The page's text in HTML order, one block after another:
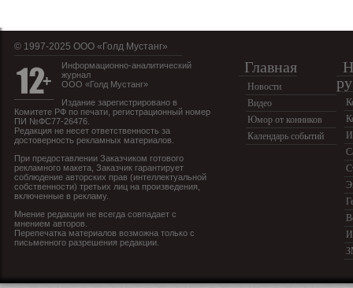
© 1997-2025 OOO «Голд Мустанг»
Информационно-аналитический
журнал
ООО «Голд Мустанг»
Издание зарегистрировано в
Комитете РФ по печати, регистрационный номер
ПИ №ФС77-26476.
Редакция не несет ответственность за
достоверность рекламных материалов.
При предоставлении Заказчиком готового
рекламного макета, Заказчик гарантирует
соблюдение авторских прав (интеллектуальной
собственности) третьих лиц на произведения,
включенные в рекламу.
Мнение редакции не всегда совпадает с
мнением авторов.
Перепечатка материалов возможна только с
письменного разрешения редакции.
Главная
Новости
Видео
Юмор от конников
Календарь событий